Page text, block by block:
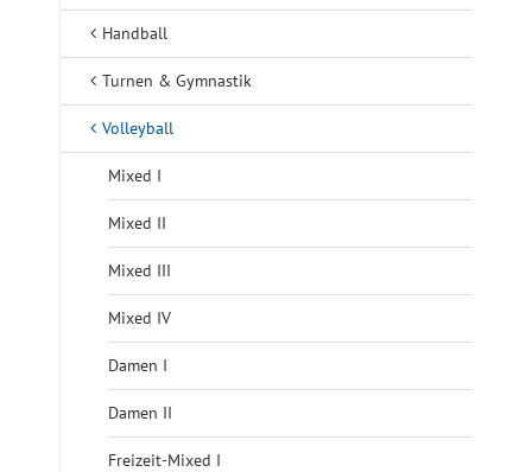
Handball
Turnen & Gymnastik
Volleyball
Mixed I
Mixed II
Mixed III
Mixed IV
Damen I
Damen II
Freizeit-Mixed I